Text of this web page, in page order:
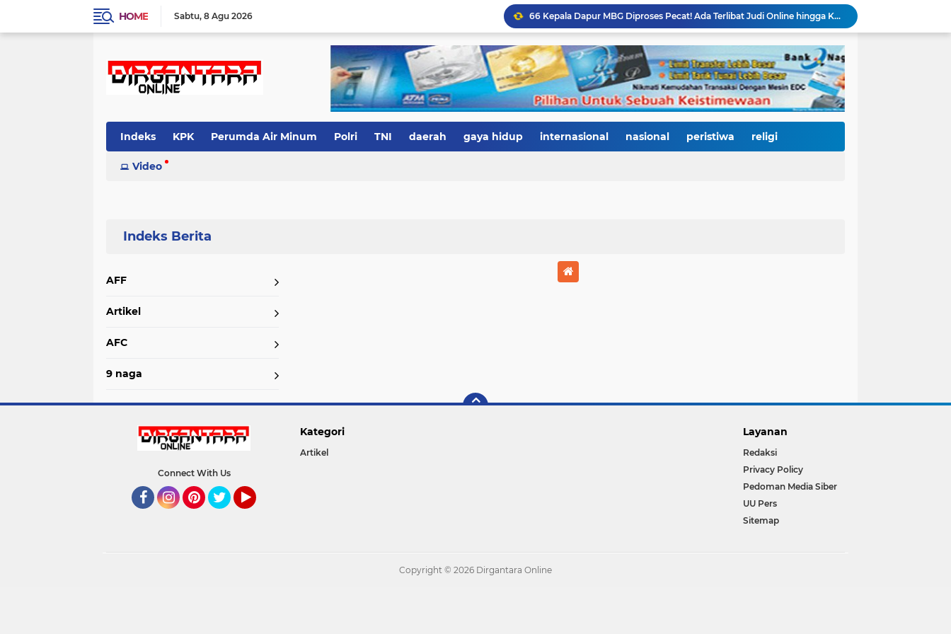
HOME Sabtu 8 Agu 2026
66 Kepala Dapur MBG Diproses Pecat! Ada Terlibat Judi Online hingga Kasus Keracunan Berulang
Dugaan Kekerasan PJU Polda Sumbar terhadap Sopir Disorot, Miko Kamal: Jangan Ada Kekebalan Hukum bagi Aparat
Di Hari Jadi Kota Padang ke-357, Air Mata Wawako Maigus Nasir Tumpah Saat Menemui Lansia Sebatang Kara yang Bertahun-tahun Terbaring Sakit
HJK ke-357, Fadly Amran Tegaskan Arah Baru Kota Padang: Bangkit dari Bencana, Melaju Menjadi Kota Pendidikan, Pariwisata, dan Perdagangan Bertaraf Dunia
Ratusan Pelajar Padang Antusias Kunjungi KRI Teluk Kendari, Belajar Langsung Dunia Kemaritiman dan Pertahanan Negara
Ribuan Warga Padati Pantai Cimpago, Festival Pawai Telong-Telong HJK Padang ke-357 Tampilkan Semangat Budaya, Persatuan, dan Optimisme Menuju Kota Gastronomi Dunia
Di Balik Gemerlap Telong-Telong, RS M. Djamil Menyalakan Cahaya Kesadaran Kesehatan untuk Warga Padang
Indeks KPK Perumda Air Minum Polri TNI daerah gaya hidup internasional nasional peristiwa religi
Video
AFF
Artikel
AFC
9 naga
Connect With Us
Kategori
Artikel
Layanan
Redaksi
Privacy Policy
Pedoman Media Siber
UU Pers
Sitemap
Copyright © 2026 Dirgantara Online